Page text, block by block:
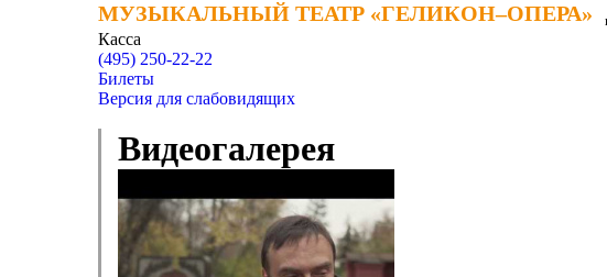
МУЗЫКАЛЬНЫЙ ТЕАТР «ГЕЛИКОН–ОПЕРА»
МУЗЫКАЛЬНЫЙ ТЕАТР «ГЕЛИКОН–ОПЕРА»
Касса
(495) 250-22-22
Билеты
Версия для слабовидящих
Видеогалерея